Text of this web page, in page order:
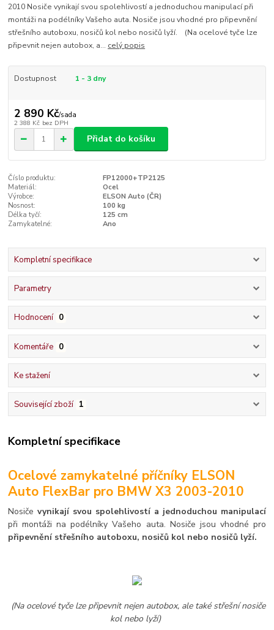
2010 Nosiče vynikají svou spolehlivostí a jednoduchou manipulací při
montáži na podélníky Vašeho auta. Nosiče jsou vhodné pro připevnění
střešního autoboxu, nosičů kol nebo nosičů lyží. (Na ocelové tyče lze
připevnit nejen autobox, a... celý popis
Dostupnost 1 - 3 dny
2 890 Kč/sada
2 388 Kč bez DPH
Přidat do košíku
Číslo produktu:
FP12000+TP2125
Materiál:
Ocel
Výrobce:
ELSON Auto (ČR)
Nosnost:
100 kg
Délka tyčí:
125 cm
Zamykatelné:
Ano
Kompletní specifikace
Parametry
Hodnocení 0
Komentáře 0
Ke stažení
Související zboží 1
Kompletní specifikace
Ocelové zamykatelné příčníky ELSON
Auto FlexBar pro BMW X3 2003-2010
Nosičevynikají svou spolehlivostí a jednoduchou manipulací
při montáži na podélníky Vašeho auta. Nosiče jsou vhodné pro
připevnění střešního autoboxu, nosičů kol nebo nosičů lyží.
(Na ocelové tyče lze připevnit nejen autobox, ale také střešní nosiče
kol nebo lyží)